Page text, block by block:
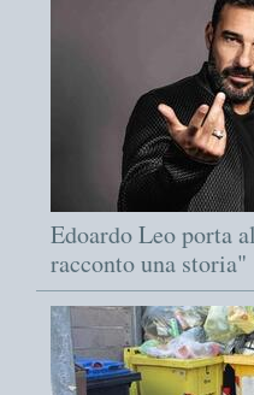
Edoardo Leo porta
racconto una storia"